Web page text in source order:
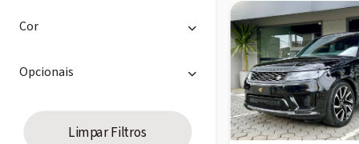
Cor
Opcionais
Limpar Filtros